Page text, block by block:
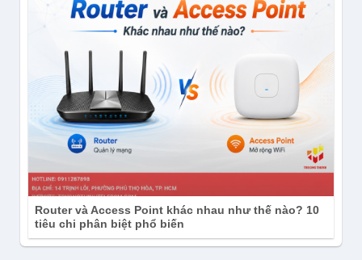
Router và Access Point khác nhau như thế nào? 10
tiêu chi phân biệt phổ biến